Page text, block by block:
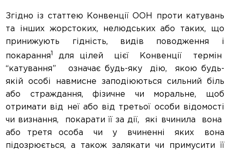
Згідно із статтею Конвенції ООН проти катувань
та інших жорстоких, нелюдських або таких, що
принижують гідність, видів поводження і
покарання1
для цілей цієї Конвенції термін
“катування” означає будь-яку дію, якою будь-
якій особі навмисне заподіюються сильний біль
або страждання, фізичне чи моральне, щоб
отримати від неї або від третьої особи відомості
чи визнання, покарати її за дії, які вчинила вона
або третя особа чи у вчиненні яких вона
підозрюється, а також залякати чи примусити її